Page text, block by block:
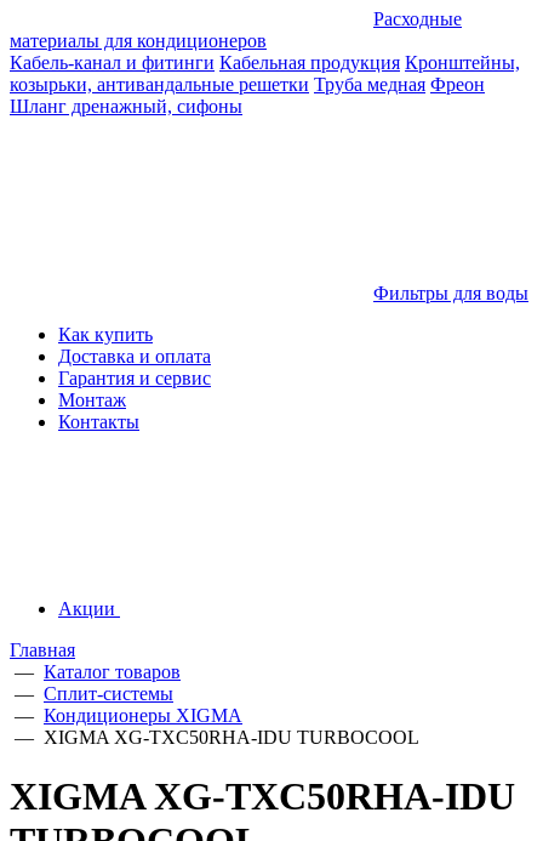
Расходные
материалы для кондиционеров
Кабель-канал и фитинги Кабельная продукция Кронштейны,
козырьки, антивандальные решетки Труба медная Фреон
Шланг дренажный, сифоны
Фильтры для воды
Как купить
Доставка и оплата
Гарантия и сервис
Монтаж
Контакты
Акции
Главная
— Каталог товаров
— Сплит-системы
— Кондиционеры XIGMA
— XIGMA XG-TXC50RHA-IDU TURBOCOOL
XIGMA XG-TXC50RHA-IDU